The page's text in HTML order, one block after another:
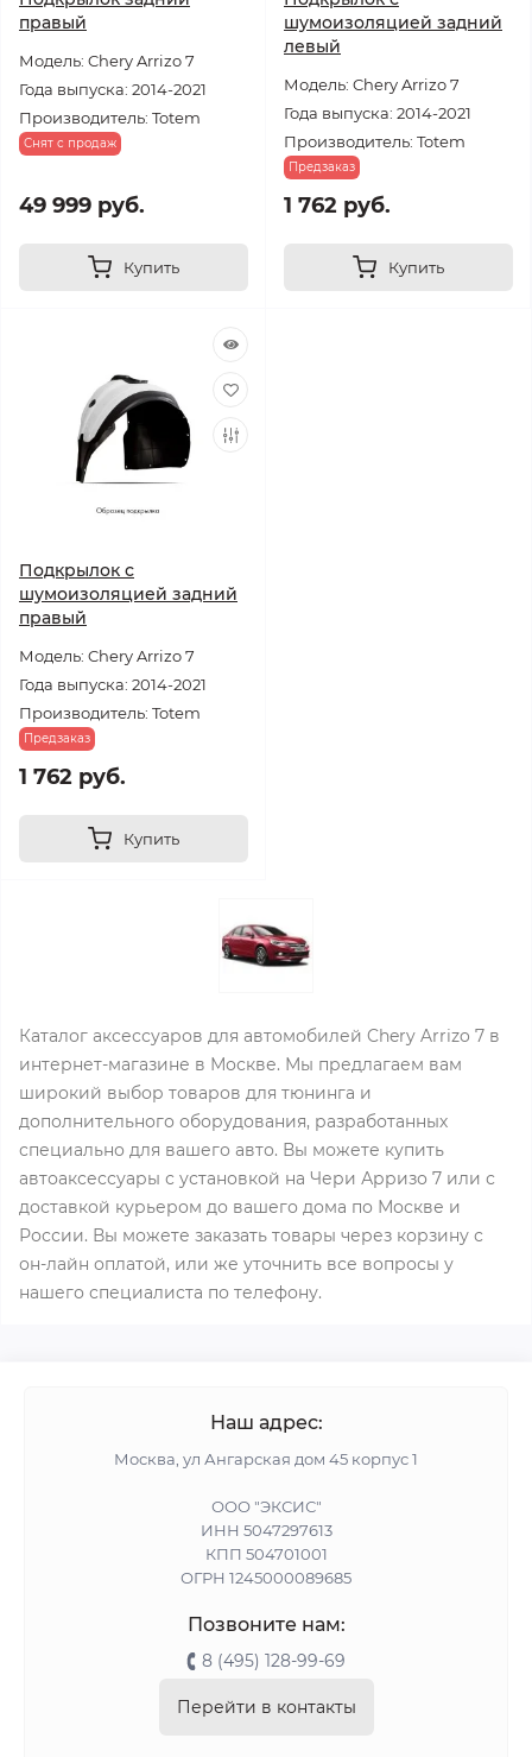
правый
Модель: Chery Arrizo 7
Года выпуска: 2014-2021
Производитель: Totem
Снят с продаж
49 999 руб.
Купить
шумоизоляцией задний
левый
Модель: Chery Arrizo 7
Года выпуска: 2014-2021
Производитель: Totem
Предзаказ
1 762 руб.
Купить
Подкрылок с
шумоизоляцией задний
правый
Модель: Chery Arrizo 7
Года выпуска: 2014-2021
Производитель: Totem
Предзаказ
1 762 руб.
Купить
Каталог аксессуаров для автомобилей Chery Arrizo 7 в
интернет-магазине в Москве. Мы предлагаем вам
широкий выбор товаров для тюнинга и
дополнительного оборудования, разработанных
специально для вашего авто. Вы можете купить
автоаксессуары с установкой на Чери Арризо 7 или с
доставкой курьером до вашего дома по Москве и
России. Вы можете заказать товары через корзину с
он-лайн оплатой, или же уточнить все вопросы у
нашего специалиста по телефону.
Наш адрес:
Москва, ул Ангарская дом 45 корпус 1
ООО "ЭКСИС"
ИНН 5047297613
КПП 504701001
ОГРН 1245000089685
Позвоните нам:
8 (495) 128-99-69
Перейти в контакты